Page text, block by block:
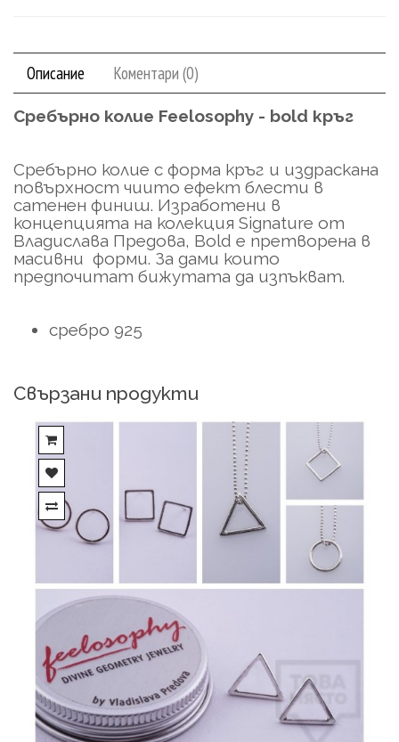
Описание Коментари (0)
Сребърно колие Feelosophy - bold кръг
Сребърно колие с форма кръг и издраскана
повърхност чиито ефект блести в
сатенен финиш. Изработени в
концепцията на колекция Signature от
Владислава Предова, Bold е претворена в
масивни форми. За дами които
предпочитат бижутата да изпъкват.
сребро 925
Свързани продукти